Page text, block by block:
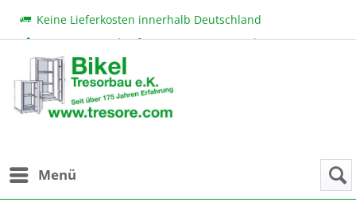
Keine Lieferkosten innerhalb Deutschland
Beratung & Verkauf:+49 (0) 7131 222 11|
bikel@tresore.com
Günstige Preise
Menü